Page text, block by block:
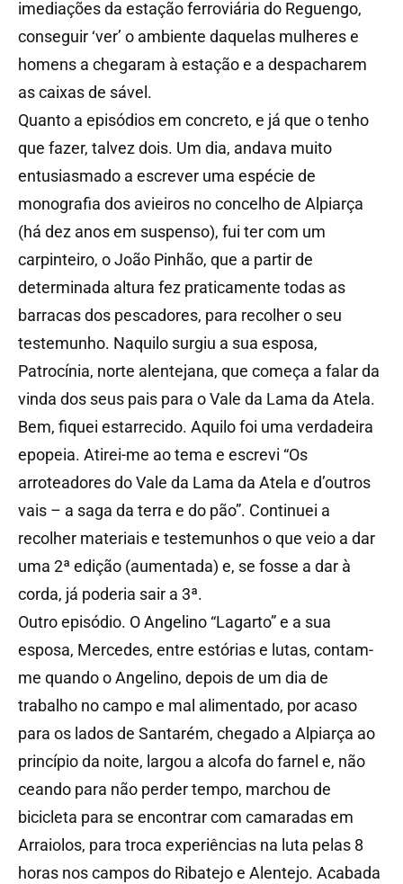
imediações da estação ferroviária do Reguengo,
conseguir ‘ver’ o ambiente daquelas mulheres e
homens a chegaram à estação e a despacharem
as caixas de sável.
Quanto a episódios em concreto, e já que o tenho
que fazer, talvez dois. Um dia, andava muito
entusiasmado a escrever uma espécie de
monografia dos avieiros no concelho de Alpiarça
(há dez anos em suspenso), fui ter com um
carpinteiro, o João Pinhão, que a partir de
determinada altura fez praticamente todas as
barracas dos pescadores, para recolher o seu
testemunho. Naquilo surgiu a sua esposa,
Patrocínia, norte alentejana, que começa a falar da
vinda dos seus pais para o Vale da Lama da Atela.
Bem, fiquei estarrecido. Aquilo foi uma verdadeira
epopeia. Atirei-me ao tema e escrevi “Os
arroteadores do Vale da Lama da Atela e d’outros
vais – a saga da terra e do pão”. Continuei a
recolher materiais e testemunhos o que veio a dar
uma 2ª edição (aumentada) e, se fosse a dar à
corda, já poderia sair a 3ª.
Outro episódio. O Angelino “Lagarto” e a sua
esposa, Mercedes, entre estórias e lutas, contam-
me quando o Angelino, depois de um dia de
trabalho no campo e mal alimentado, por acaso
para os lados de Santarém, chegado a Alpiarça ao
princípio da noite, largou a alcofa do farnel e, não
ceando para não perder tempo, marchou de
bicicleta para se encontrar com camaradas em
Arraiolos, para troca experiências na luta pelas 8
horas nos campos do Ribatejo e Alentejo. Acabada